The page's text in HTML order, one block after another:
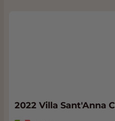
2022 Villa Sant'Anna